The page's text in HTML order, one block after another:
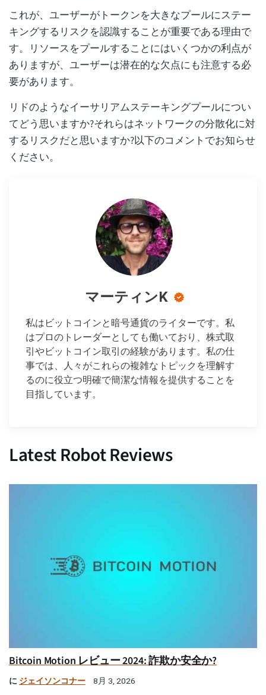
これが、ユーザーがトークンを大きなプールにステー
キングするリスクを認識することが重要である理由で
す。リソースをプールすることにはいくつかの利点が
ありますが、ユーザーは潜在的な欠点にも注意する必
要があります。
リドのようなイーサリアムステーキングプールについ
てどう思いますか?それらはネットワークの分散化に対
するリスクだと思いますか?以下のコメントでお知らせ
ください。
マーティンK
私はビットコインと暗号通貨のライターです。私
はプロのトレーダーとしても働いており、株式取
引やビットコイン取引の経験があります。私の仕
事では、人々がこれらの複雑なトピックを理解す
るのに役立つ明確で簡潔な情報を提供することを
目指しています。
Latest Robot Reviews
Bitcoin Motion レビュー 2024: 詐欺か安全か?
に ジェイソンコナー 8月 3, 2026